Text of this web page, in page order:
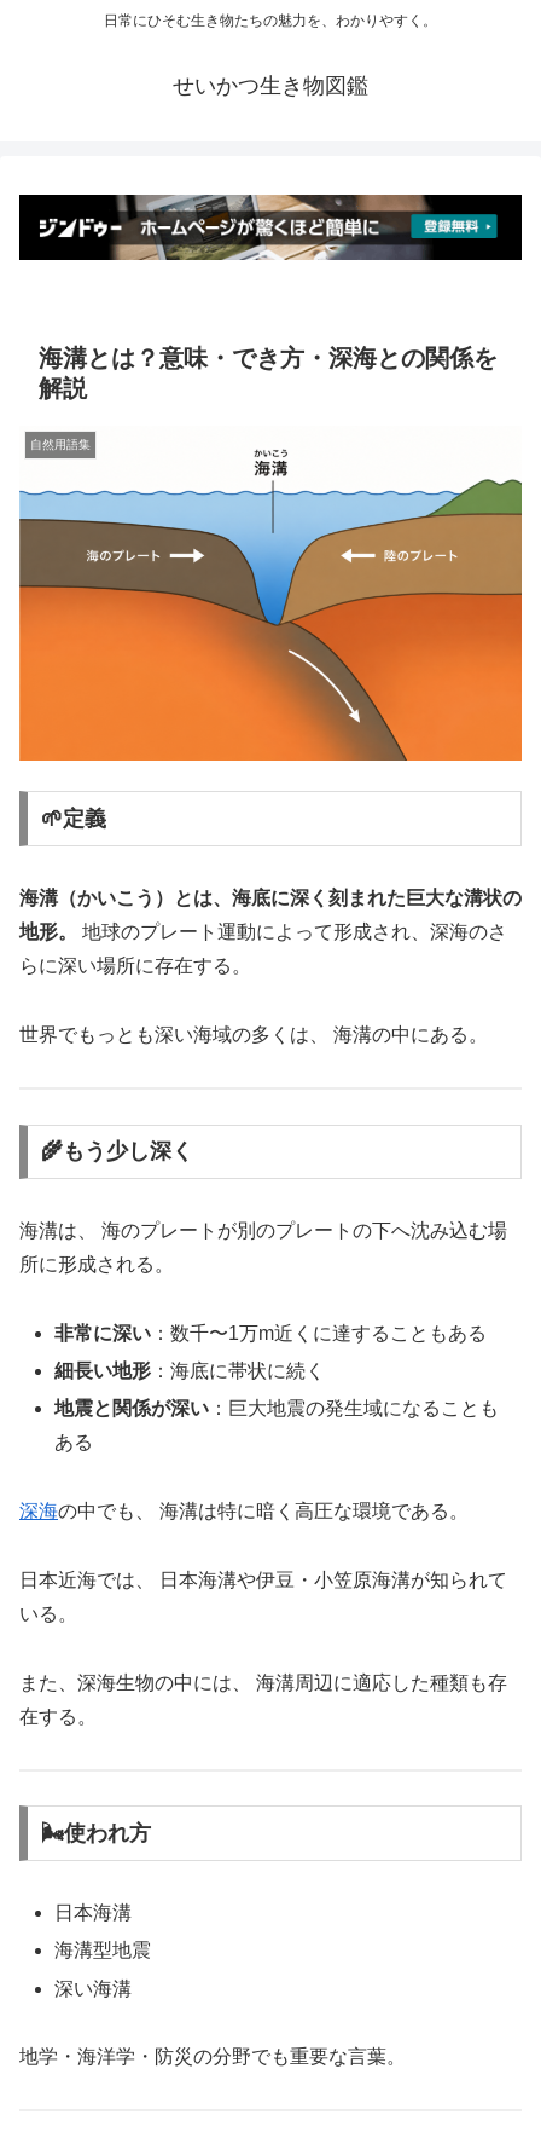
日常にひそむ生き物たちの魅力を、わかりやすく。
せいかつ生き物図鑑
海溝とは？意味・でき方・深海との関係を
解説
自然用語集
🌱定義
海溝（かいこう）とは、海底に深く刻まれた巨大な溝状の
地形。
地球のプレート運動によって形成され、深海のさ
らに深い場所に存在する。
世界でもっとも深い海域の多くは、 海溝の中にある。
🌾もう少し深く
海溝は、 海のプレートが別のプレートの下へ沈み込む場
所に形成される。
非常に深い ：数千〜1万m近くに達することもある
細長い地形 ：海底に帯状に続く
地震と関係が深い ：巨大地震の発生域になることも
ある
深海の中でも、 海溝は特に暗く高圧な環境である。
日本近海では、 日本海溝や伊豆・小笠原海溝が知られて
いる。
また、深海生物の中には、 海溝周辺に適応した種類も存
在する。
🌬使われ方
日本海溝
海溝型地震
深い海溝
地学・海洋学・防災の分野でも重要な言葉。